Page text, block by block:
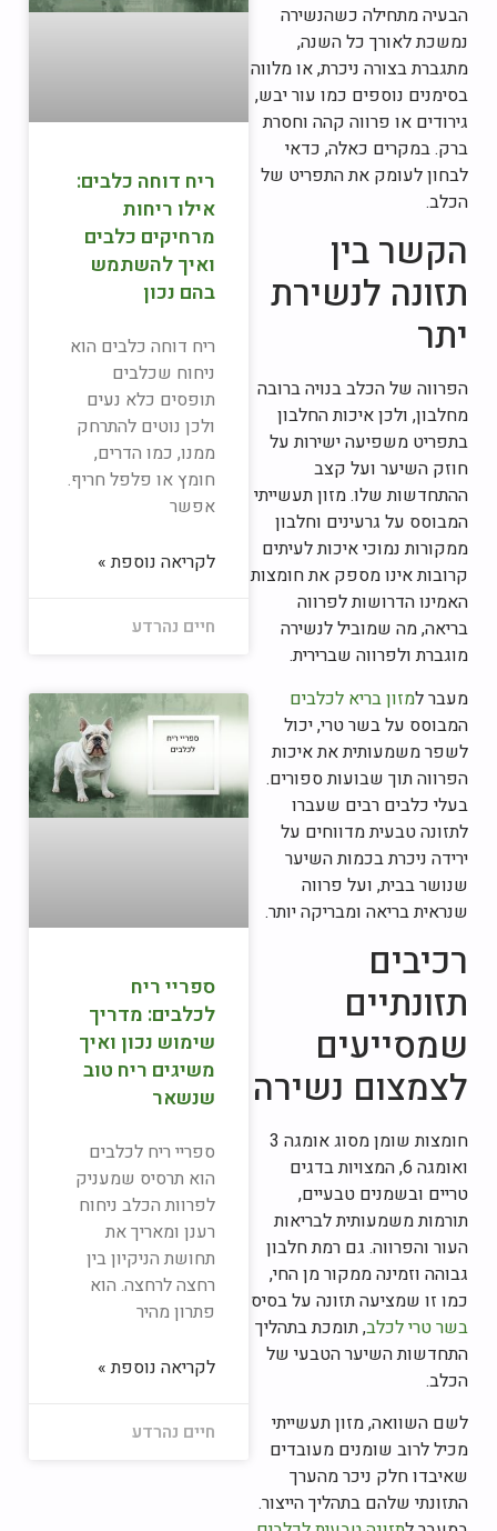
הבעיה מתחילה כשהנשירה
נמשכת לאורך כל השנה,
מתגברת בצורה ניכרת, או מלווה
בסימנים נוספים כמו עור יבש,
גירודים או פרווה קהה וחסרת
ברק. במקרים כאלה, כדאי
לבחון לעומק את התפריט של
הכלב.
הקשר בין
תזונה לנשירת
יתר
הפרווה של הכלב בנויה ברובה
מחלבון, ולכן איכות החלבון
בתפריט משפיעה ישירות על
חוזק השיער ועל קצב
ההתחדשות שלו. מזון תעשייתי
המבוסס על גרעינים וחלבון
ממקורות נמוכי איכות לעיתים
קרובות אינו מספק את חומצות
האמינו הדרושות לפרווה
בריאה, מה שמוביל לנשירה
מוגברת ולפרווה שברירית.
מעבר למזון בריא לכלבים
המבוסס על בשר טרי, יכול
לשפר משמעותית את איכות
הפרווה תוך שבועות ספורים.
בעלי כלבים רבים שעברו
לתזונה טבעית מדווחים על
ירידה ניכרת בכמות השיער
שנושר בבית, ועל פרווה
שנראית בריאה ומבריקה יותר.
רכיבים
תזונתיים
שמסייעים
לצמצום נשירה
חומצות שומן מסוג אומגה 3
ואומגה 6, המצויות בדגים
טריים ובשמנים טבעיים,
תורמות משמעותית לבריאות
העור והפרווה. גם רמת חלבון
גבוהה וזמינה ממקור מן החי,
כמו זו שמציעה תזונה על בסיס
בשר טרי לכלב, תומכת בתהליך
התחדשות השיער הטבעי של
הכלב.
לשם השוואה, מזון תעשייתי
מכיל לרוב שומנים מעובדים
שאיבדו חלק ניכר מהערך
התזונתי שלהם בתהליך הייצור.
ריח דוחה כלבים:
אילו ריחות
מרחיקים כלבים
ואיך להשתמש
בהם נכון
ריח דוחה כלבים הוא
ניחוח שכלבים
תופסים כלא נעים
ולכן נוטים להתרחק
ממנו, כמו הדרים,
חומץ או פלפל חריף.
אפשר
לקריאה נוספת »
חיים נהרדע
ספריי ריח
לכלבים: מדריך
שימוש נכון ואיך
משיגים ריח טוב
שנשאר
ספריי ריח לכלבים
הוא תרסיס שמעניק
לפרוות הכלב ניחוח
רענן ומאריך את
תחושת הניקיון בין
רחצה לרחצה. הוא
פתרון מהיר
לקריאה נוספת »
חיים נהרדע